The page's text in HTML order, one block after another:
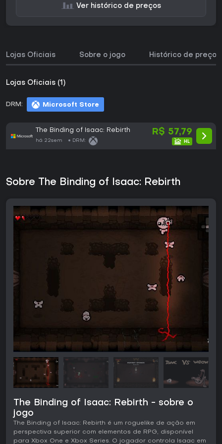
Ver histórico de preços
Lojas Oficiais Sobre o jogo Histórico de preços
Lojas Oficiais (1)
DRM: Microsoft Store
The Binding of Isaac: Rebirth
há 22sem DRM:
R$ 57,79
Sobre The Binding of Isaac: Rebirth
The Binding of Isaac: Rebirth - sobre o
jogo
The Binding of Isaac: Rebirth é um roguelike de ação em
perspectiva superior com elementos de RPG, disponível
para Xbox One e Xbox Series. O jogador controla Isaac em